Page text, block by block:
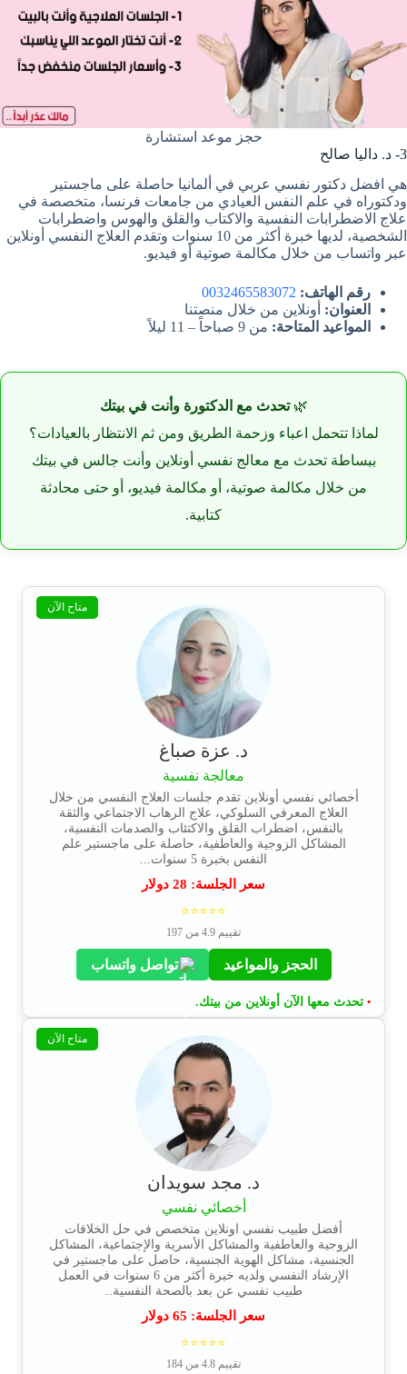
حجز موعد استشارة
3- د. داليا صالح
هي افضل دكتور نفسي عربي في ألمانيا حاصلة على ماجستير
ودكتوراه في علم النفس العيادي من جامعات فرنسا، متخصصة في
علاج الاضطرابات النفسية والاكتاب والقلق والهوس واضطرابات
الشخصية، لديها خبرة أكثر من 10 سنوات وتقدم العلاج النفسي أونلاين
عبر واتساب من خلال مكالمة صوتية أو فيديو.
رقم الهاتف: 0032465583072
العنوان: أونلاين من خلال منصتنا
المواعيد المتاحة: من 9 صباحاً – 11 ليلاً
🌿تحدث مع الدكتورة وأنت في بيتك
لماذا تتحمل اعباء وزحمة الطريق ومن ثم الانتظار بالعيادات؟
ببساطة تحدث مع معالج نفسي أونلاين وأنت جالس في بيتك
من خلال مكالمة صوتية، أو مكالمة فيديو، أو حتى محادثة
كتابية.
متاح الآن
د. عزة صباغ
معالجة نفسية
أخصائي نفسي أونلاين تقدم جلسات العلاج النفسي من خلال
العلاج المعرفي السلوكي، علاج الرهاب الاجتماعي والثقة
بالنفس، اضطراب القلق والاكتئاب والصدمات النفسية،
المشاكل الزوجية والعاطفية، حاصلة على ماجستير علم
النفس بخبرة 5 سنوات...
سعر الجلسة: 28 دولار
⭐⭐⭐⭐⭐
تقييم 4.9 من 197
الحجز والمواعيد تواصل واتساب
• تحدث معها الآن أونلاين من بيتك.
متاح الآن
د. مجد سويدان
أخصائي نفسي
أفضل طبيب نفسي اونلاين متخصص في حل الخلافات
الزوجية والعاطفية والمشاكل الأسرية والإجتماعية، المشاكل
الجنسية، مشاكل الهوية الجنسية، حاصل على ماجستير في
الإرشاد النفسي ولديه خبرة أكثر من 6 سنوات في العمل
طبيب نفسي عن بعد بالصحة النفسية..
سعر الجلسة: 65 دولار
⭐⭐⭐⭐⭐
تقييم 4.8 من 184